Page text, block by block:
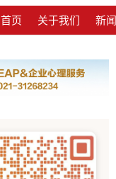
首页 关于我们 新